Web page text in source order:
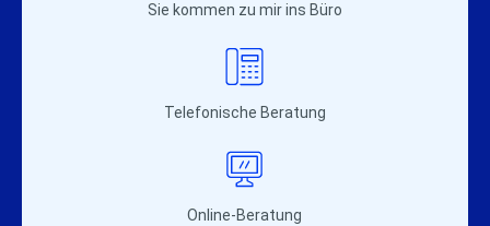
Sie kommen zu mir ins Büro
Telefonische Beratung
Online-Beratung